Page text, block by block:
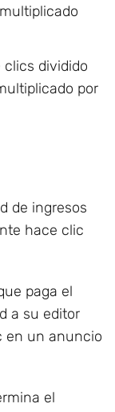
clics dividido
por
de ingresos
hace clic
paga el
a su editor
en un anuncio
el